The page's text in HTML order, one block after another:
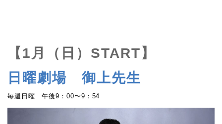
【1月（日）START】
日曜劇場 御上先生
毎週日曜 午後9：00〜9：54